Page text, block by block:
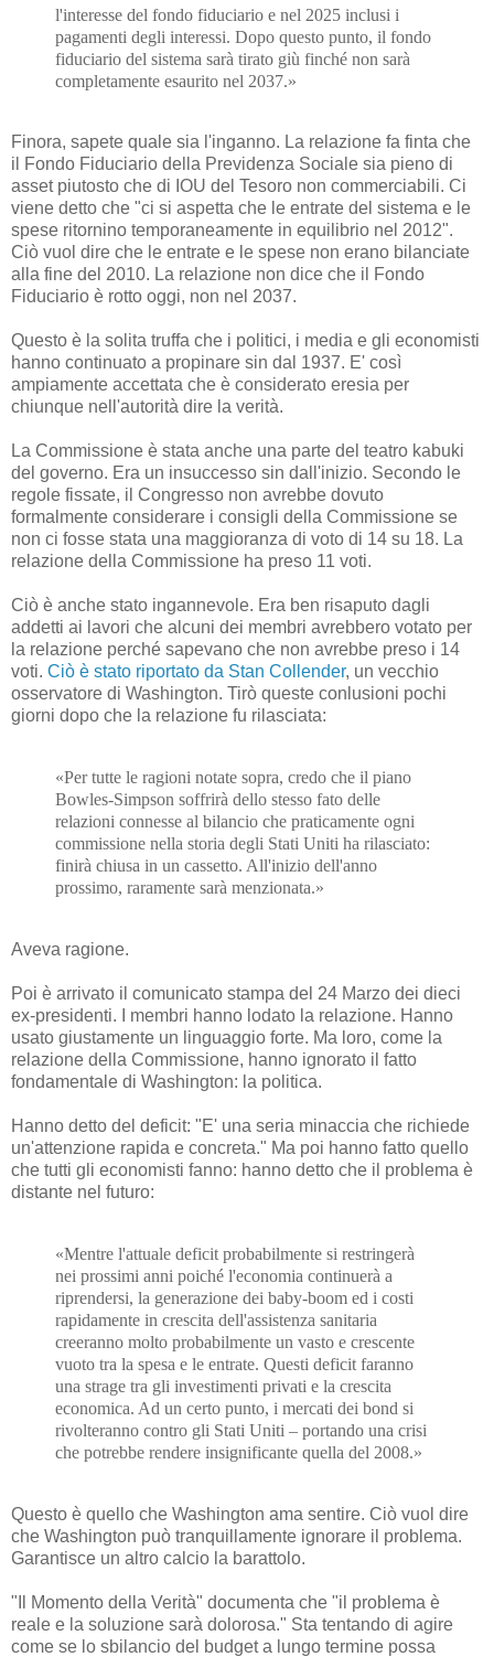
l'interesse del fondo fiduciario e nel 2025 inclusi i
pagamenti degli interessi. Dopo questo punto, il fondo
fiduciario del sistema sarà tirato giù finché non sarà
completamente esaurito nel 2037.»
Finora, sapete quale sia l'inganno. La relazione fa finta che
il Fondo Fiduciario della Previdenza Sociale sia pieno di
asset piutosto che di IOU del Tesoro non commerciabili. Ci
viene detto che "ci si aspetta che le entrate del sistema e le
spese ritornino temporaneamente in equilibrio nel 2012".
Ciò vuol dire che le entrate e le spese non erano bilanciate
alla fine del 2010. La relazione non dice che il Fondo
Fiduciario è rotto oggi, non nel 2037.
Questo è la solita truffa che i politici, i media e gli economisti
hanno continuato a propinare sin dal 1937. E' così
ampiamente accettata che è considerato eresia per
chiunque nell'autorità dire la verità.
La Commissione è stata anche una parte del teatro kabuki
del governo. Era un insuccesso sin dall'inizio. Secondo le
regole fissate, il Congresso non avrebbe dovuto
formalmente considerare i consigli della Commissione se
non ci fosse stata una maggioranza di voto di 14 su 18. La
relazione della Commissione ha preso 11 voti.
Ciò è anche stato ingannevole. Era ben risaputo dagli
addetti ai lavori che alcuni dei membri avrebbero votato per
la relazione perché sapevano che non avrebbe preso i 14
voti. Ciò è stato riportato da Stan Collender, un vecchio
osservatore di Washington. Tirò queste conlusioni pochi
giorni dopo che la relazione fu rilasciata:
«Per tutte le ragioni notate sopra, credo che il piano
Bowles-Simpson soffrirà dello stesso fato delle
relazioni connesse al bilancio che praticamente ogni
commissione nella storia degli Stati Uniti ha rilasciato:
finirà chiusa in un cassetto. All'inizio dell'anno
prossimo, raramente sarà menzionata.»
Aveva ragione.
Poi è arrivato il comunicato stampa del 24 Marzo dei dieci
ex-presidenti. I membri hanno lodato la relazione. Hanno
usato giustamente un linguaggio forte. Ma loro, come la
relazione della Commissione, hanno ignorato il fatto
fondamentale di Washington: la politica.
Hanno detto del deficit: "E' una seria minaccia che richiede
un'attenzione rapida e concreta." Ma poi hanno fatto quello
che tutti gli economisti fanno: hanno detto che il problema è
distante nel futuro:
«Mentre l'attuale deficit probabilmente si restringerà
nei prossimi anni poiché l'economia continuerà a
riprendersi, la generazione dei baby-boom ed i costi
rapidamente in crescita dell'assistenza sanitaria
creeranno molto probabilmente un vasto e crescente
vuoto tra la spesa e le entrate. Questi deficit faranno
una strage tra gli investimenti privati e la crescita
economica. Ad un certo punto, i mercati dei bond si
rivolteranno contro gli Stati Uniti – portando una crisi
che potrebbe rendere insignificante quella del 2008.»
Questo è quello che Washington ama sentire. Ciò vuol dire
che Washington può tranquillamente ignorare il problema.
Garantisce un altro calcio la barattolo.
"Il Momento della Verità" documenta che "il problema è
reale e la soluzione sarà dolorosa." Sta tentando di agire
come se lo sbilancio del budget a lungo termine possa